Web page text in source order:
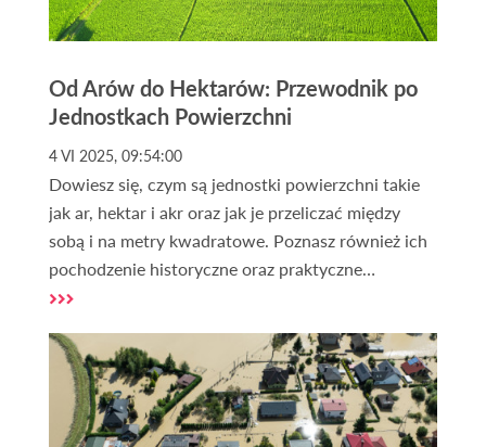
Od Arów do Hektarów: Przewodnik po
Jednostkach Powierzchni
4 VI 2025, 09:54:00
Dowiesz się, czym są jednostki powierzchni takie
jak ar, hektar i akr oraz jak je przeliczać między
sobą i na metry kwadratowe. Poznasz również ich
pochodzenie historyczne oraz praktyczne
zastosowania w Polsce i na świecie. Dodatkowo,
odpowiednią jednostkę w zależności od sytuacji i
potrzeb.